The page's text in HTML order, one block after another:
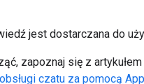
jest dostarczana do
zapoznaj się z artykułem
czatu za pomocą